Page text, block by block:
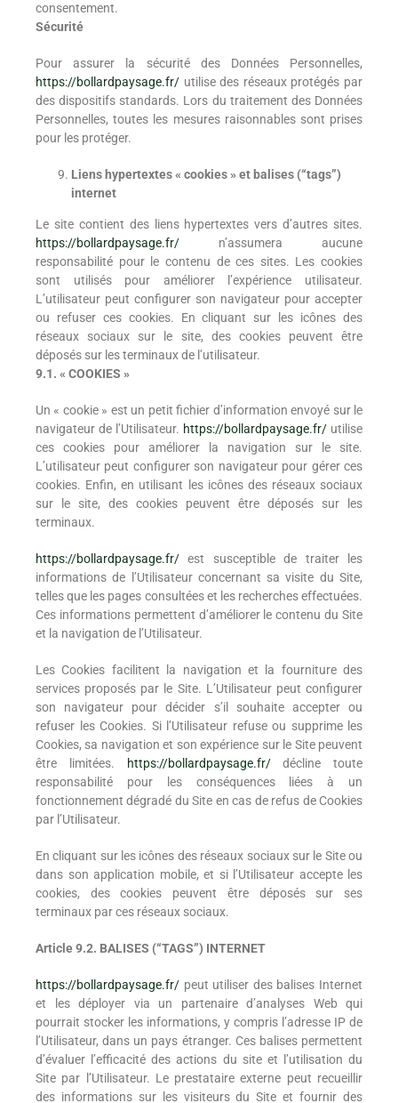
consentement.
Sécurité
Pour assurer la sécurité des Données Personnelles,
https://bollardpaysage.fr/ utilise des réseaux protégés par
des dispositifs standards. Lors du traitement des Données
Personnelles, toutes les mesures raisonnables sont prises
pour les protéger.
Liens hypertextes « cookies » et balises (“tags”)
internet
Le site contient des liens hypertextes vers d’autres sites.
https://bollardpaysage.fr/ n’assumera aucune
responsabilité pour le contenu de ces sites. Les cookies
sont utilisés pour améliorer l’expérience utilisateur.
L’utilisateur peut configurer son navigateur pour accepter
ou refuser ces cookies. En cliquant sur les icônes des
réseaux sociaux sur le site, des cookies peuvent être
déposés sur les terminaux de l’utilisateur.
9.1. « COOKIES »
Un « cookie » est un petit fichier d’information envoyé sur le
navigateur de l’Utilisateur. https://bollardpaysage.fr/ utilise
ces cookies pour améliorer la navigation sur le site.
L’utilisateur peut configurer son navigateur pour gérer ces
cookies. Enfin, en utilisant les icônes des réseaux sociaux
sur le site, des cookies peuvent être déposés sur les
terminaux.
https://bollardpaysage.fr/ est susceptible de traiter les
informations de l’Utilisateur concernant sa visite du Site,
telles que les pages consultées et les recherches effectuées.
Ces informations permettent d’améliorer le contenu du Site
et la navigation de l’Utilisateur.
Les Cookies facilitent la navigation et la fourniture des
services proposés par le Site. L’Utilisateur peut configurer
son navigateur pour décider s’il souhaite accepter ou
refuser les Cookies. Si l’Utilisateur refuse ou supprime les
Cookies, sa navigation et son expérience sur le Site peuvent
être limitées.
https://bollardpaysage.fr/décline toute
responsabilité pour les conséquences liées à un
fonctionnement dégradé du Site en cas de refus de Cookies
par l’Utilisateur.
En cliquant sur les icônes des réseaux sociaux sur le Site ou
dans son application mobile, et si l’Utilisateur accepte les
cookies, des cookies peuvent être déposés sur ses
terminaux par ces réseaux sociaux.
Article 9.2. BALISES (“TAGS”) INTERNET
https://bollardpaysage.fr/ peut utiliser des balises Internet
et les déployer via un partenaire d’analyses Web qui
pourrait stocker les informations, y compris l’adresse IP de
l’Utilisateur, dans un pays étranger. Ces balises permettent
d’évaluer l’efficacité des actions du site et l’utilisation du
Site par l’Utilisateur. Le prestataire externe peut recueillir
des informations sur les visiteurs du Site et fournir des